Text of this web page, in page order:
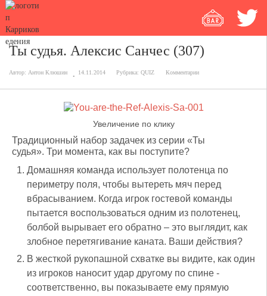
Ты судья. Алексис Санчес (307)
Автор: Антон Клюшин 14.11.2014 Рубрика: QUIZ Комментарии
Увеличение по клику
Традиционный набор задачек из серии «Ты
судья». Три момента, как вы поступите?
Домашняя команда использует полотенца по
периметру поля, чтобы вытереть мяч перед
вбрасыванием. Когда игрок гостевой команды
пытается воспользоваться одним из полотенец,
болбой вырывает его обратно – это выглядит, как
злобное перетягивание каната. Ваши действия?
В жесткой рукопашной схватке вы видите, как один
из игроков наносит удар другому по спине -
соответственно, вы показываете ему прямую